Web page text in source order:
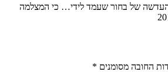
העדשה של בחור שעמד לידי… כי המצלמה
החובה מסומנים *